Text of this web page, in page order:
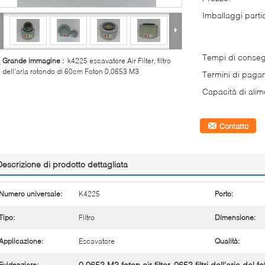
Grande immagine : k4225 escavatore Air Filter, filtro
dell'aria rotondo di 60cm Foton 0,0653 M3
Imballaggi
Tempi di
Termini di
Capacità di
Contatto
di prodotto dettagliata
universale: K4225 Porto:
Filtro Dimensione:
Escavatore Qualità: